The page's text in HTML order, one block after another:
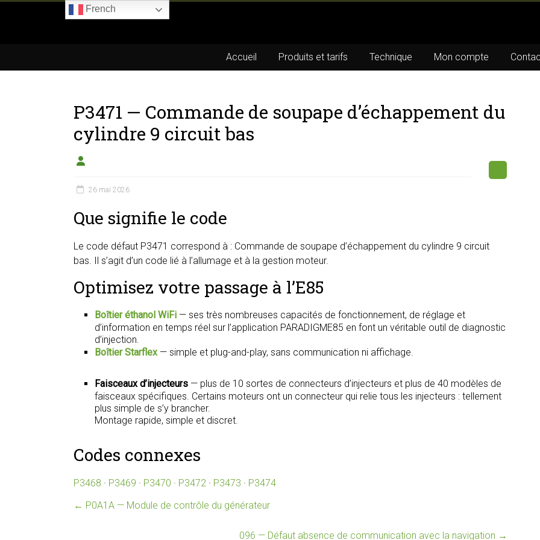
du
boîtier
éthanol
Accueil Produits et tarifs Technique Mon compte
P3471 — Commande de soupape d’échappement du
cylindre 9 circuit bas
26 mai 2026
Que signifie le code
Le code défaut P3471 correspond à : Commande de soupape d’échappement du cylindre 9 circuit
bas. Il s’agit d’un code lié à l’allumage et à la gestion moteur.
Optimisez votre passage à l’E85
Boîtier éthanol WiFi — ses très nombreuses capacités de fonctionnement, de réglage et
d’information en temps réel sur l’application PARADIGME85 en font un véritable outil de diagnostic
d’injection.
Boîtier Starflex— simple et plug-and-play, sans communication ni affichage.
Faisceaux d’injecteurs — plus de 10 sortes de connecteurs d’injecteurs et plus de 40 modèles de
faisceaux spécifiques. Certains moteurs ont un connecteur qui relie tous les injecteurs : tellement
plus simple de s’y brancher.
Montage rapide, simple et discret.
Codes connexes
P3468 · P3469 · P3470 · P3472 · P3473 · P3474
← P0A1A — Module de contrôle du générateur
096 — Défaut absence de communication avec la navigation →
French